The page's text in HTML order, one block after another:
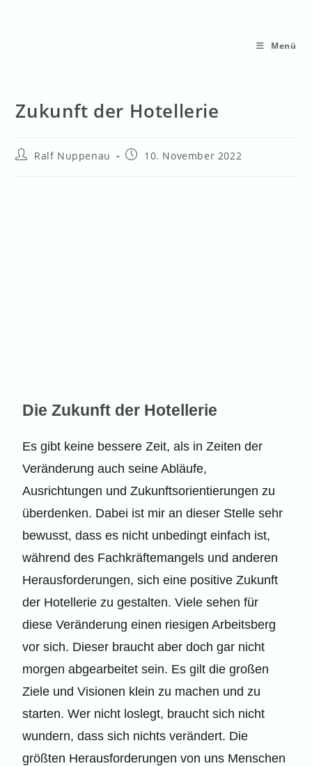
Menü
Zukunft der Hotellerie
Ralf Nuppenau 10. November 2022
Die Zukunft der Hotellerie
Es gibt keine bessere Zeit, als in Zeiten der
Veränderung auch seine Abläufe,
Ausrichtungen und Zukunftsorientierungen zu
überdenken. Dabei ist mir an dieser Stelle sehr
bewusst, dass es nicht unbedingt einfach ist,
während des Fachkräftemangels und anderen
Herausforderungen, sich eine positive Zukunft
der Hotellerie zu gestalten. Viele sehen für
diese Veränderung einen riesigen Arbeitsberg
vor sich. Dieser braucht aber doch gar nicht
morgen abgearbeitet sein. Es gilt die großen
Ziele und Visionen klein zu machen und zu
starten. Wer nicht loslegt, braucht sich nicht
wundern, dass sich nichts verändert. Die
größten Herausforderungen von uns Menschen